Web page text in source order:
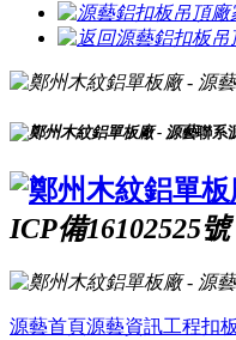
聯系
ICP備16102525號
源藝首頁源藝資訊工程扣板